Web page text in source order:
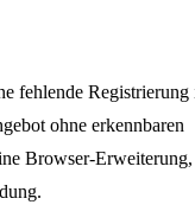
fehlende Registrierung
ohne erkennbaren
Browser-Erweiterung,